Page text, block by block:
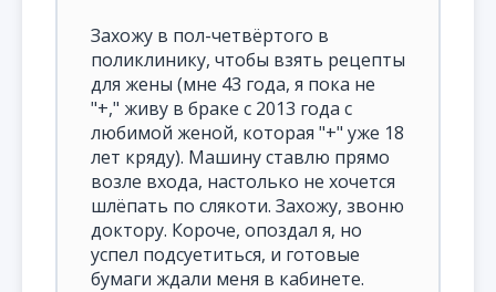
Захожу в пол-четвёртого в
поликлинику, чтобы взять рецепты
для жены (мне 43 года, я пока не
"+," живу в браке с 2013 года с
любимой женой, которая "+" уже 18
лет кряду). Машину ставлю прямо
возле входа, настолько не хочется
шлёпать по слякоти. Захожу, звоню
доктору. Короче, опоздал я, но
успел подсуетиться, и готовые
бумаги ждали меня в кабинете.